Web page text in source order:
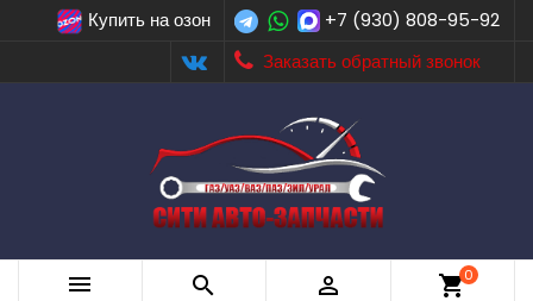
Купить на озон
+7 (930) 808-95-92
Заказать обратный звонок
   shopping_cart0